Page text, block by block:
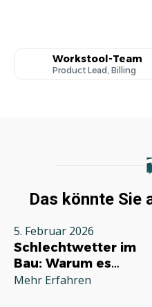
Workstool-Team
Product Lead, Billing
Das könnte Sie
5. Februar 2026
Schlechtwetter im
Bau: Warum es
jeden Betrieb
Mehr Erfahren